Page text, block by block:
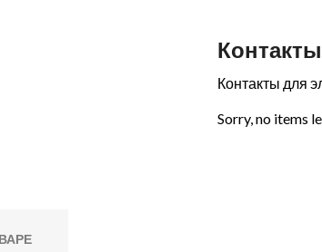
Контакты для
Sorry, no items